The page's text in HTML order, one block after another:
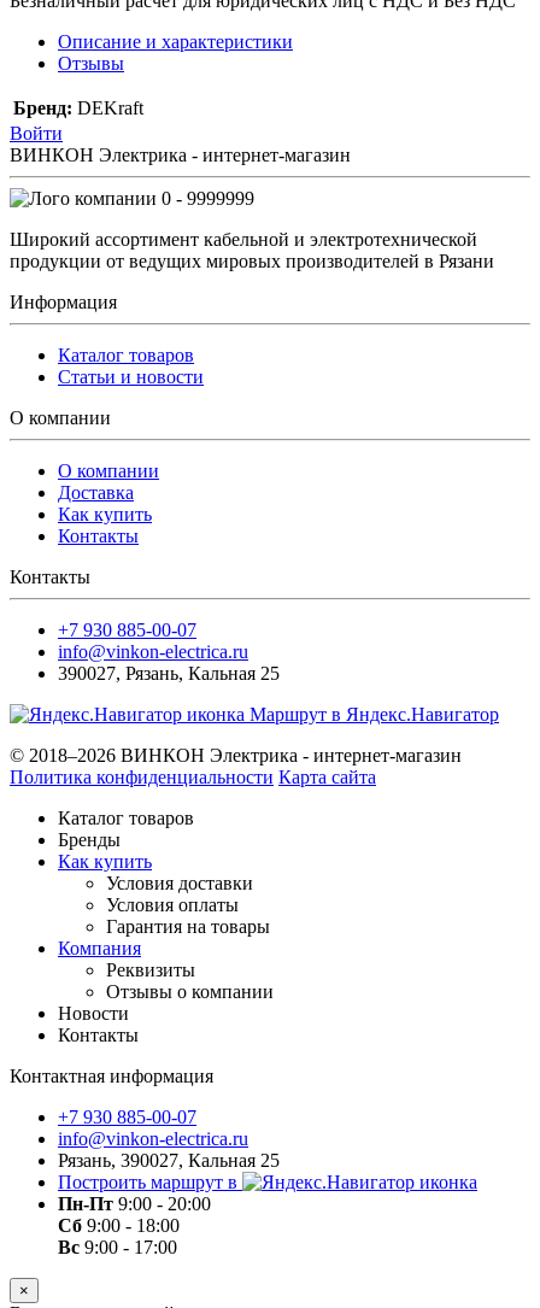
Описание и характеристики
Отзывы
Бренд: DEKraft
Войти
ВИНКОН Электрика - интернет-магазин
0 - 9999999
Широкий ассортимент кабельной и электротехнической
продукции от ведущих мировых производителей в Рязани
Информация
Каталог товаров
Статьи и новости
О компании
О компании
Доставка
Как купить
Контакты
Контакты
+7 930 885-00-07
info@vinkon-electrica.ru
390027, Рязань, Кальная 25
Маршрут в Яндекс.Навигатор
© 2018–2026 ВИНКОН Электрика - интернет-магазин
Политика конфиденциальности Карта сайта
Каталог товаров
Бренды
Как купить
Условия доставки
Условия оплаты
Гарантия на товары
Компания
Реквизиты
Отзывы о компании
Новости
Контакты
Контактная информация
+7 930 885-00-07
info@vinkon-electrica.ru
Рязань, 390027, Кальная 25
Построить маршрут в
Пн-Пт 9:00 - 20:00
Сб 9:00 - 18:00
Вс 9:00 - 17:00
×